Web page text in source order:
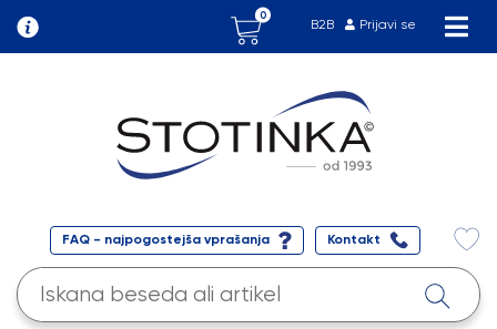
B2B Prijavi se
0
FAQ - najpogostejša vprašanja Kontakt